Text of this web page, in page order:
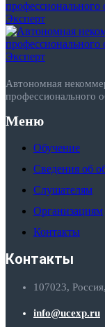
Автономная
профессионального
Меню
Обучение
Сведения об
Слушателям
Организациям
Контакты
Контакты
107023,
info@ucexp.ru